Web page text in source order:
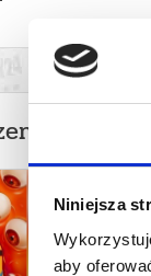
Niniejsza
aby